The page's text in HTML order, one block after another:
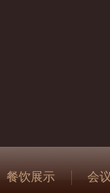
餐饮展示 会